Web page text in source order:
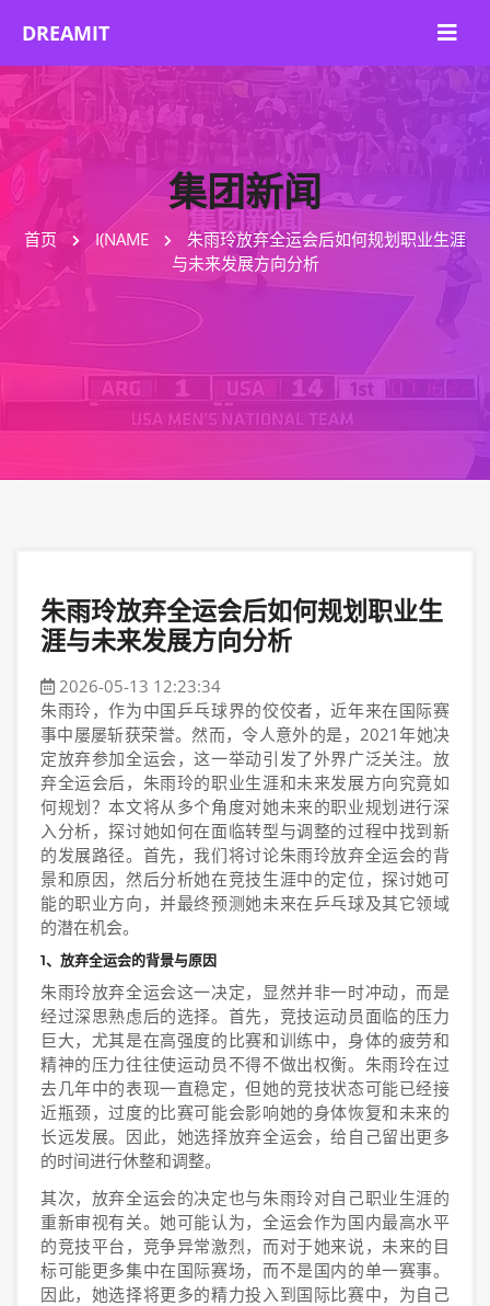
集团新闻
首页 I(NAME
朱雨玲放弃全运会后如何规划职业生涯
与未来发展方向分析
朱雨玲放弃全运会后如何规划职业生
涯与未来发展方向分析
2026-05-13 12:23:34
朱雨玲，作为中国乒乓球界的佼佼者，近年来在国际赛
事中屡屡斩获荣誉。然而，令人意外的是，2021年她决
定放弃参加全运会，这一举动引发了外界广泛关注。放
弃全运会后，朱雨玲的职业生涯和未来发展方向究竟如
何规划？本文将从多个角度对她未来的职业规划进行深
入分析，探讨她如何在面临转型与调整的过程中找到新
的发展路径。首先，我们将讨论朱雨玲放弃全运会的背
景和原因，然后分析她在竞技生涯中的定位，探讨她可
能的职业方向，并最终预测她未来在乒乓球及其它领域
的潜在机会。
1、放弃全运会的背景与原因
朱雨玲放弃全运会这一决定，显然并非一时冲动，而是
经过深思熟虑后的选择。首先，竞技运动员面临的压力
巨大，尤其是在高强度的比赛和训练中，身体的疲劳和
精神的压力往往使运动员不得不做出权衡。朱雨玲在过
去几年中的表现一直稳定，但她的竞技状态可能已经接
近瓶颈，过度的比赛可能会影响她的身体恢复和未来的
长远发展。因此，她选择放弃全运会，给自己留出更多
的时间进行休整和调整。
其次，放弃全运会的决定也与朱雨玲对自己职业生涯的
重新审视有关。她可能认为，全运会作为国内最高水平
的竞技平台，竞争异常激烈，而对于她来说，未来的目
标可能更多集中在国际赛场，而不是国内的单一赛事。
因此，她选择将更多的精力投入到国际比赛中，为自己